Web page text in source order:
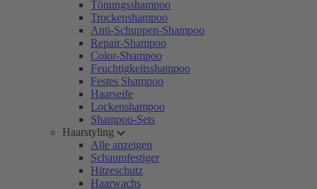
Tönungsshampoo
Trockenshampoo
Anti-Schuppen-Shampoo
Repair-Shampoo
Color-Shampoo
Feuchtigkeitsshampoo
Festes Shampoo
Haarseife
Lockenshampoo
Shampoo-Sets
Haarstyling
Alle anzeigen
Schaumfestiger
Hitzeschutz
Haarwachs